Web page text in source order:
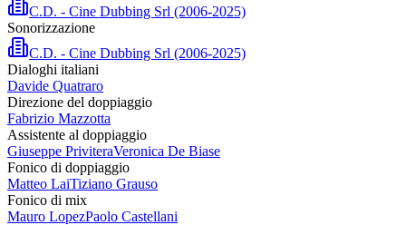
C.D. - Cine Dubbing Srl (2006-2025)
Sonorizzazione
C.D. - Cine Dubbing Srl (2006-2025)
Dialoghi italiani
Davide Quatraro
Direzione del doppiaggio
Fabrizio Mazzotta
Assistente al doppiaggio
Giuseppe PriviteraVeronica De Biase
Fonico di doppiaggio
Matteo LaiTiziano Grauso
Fonico di mix
Mauro LopezPaolo Castellani